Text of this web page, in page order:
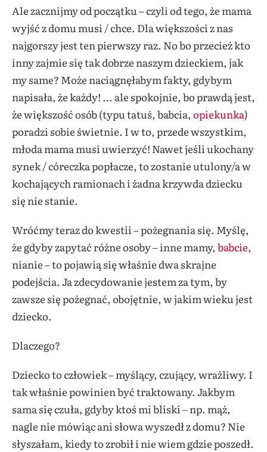
Ale zacznijmy od początku – czyli od tego, że mama
wyjść z domu musi / chce. Dla większości z nas
najgorszy jest ten pierwszy raz. No bo przecież kto
inny zajmie się tak dobrze naszym dzieckiem, jak
my same? Może naciągnęłabym fakty, gdybym
napisała, że każdy! … ale spokojnie, bo prawdą jest,
że większość osób (typu tatuś, babcia, opiekunka)
poradzi sobie świetnie. I w to, przede wszystkim,
młoda mama musi uwierzyć! Nawet jeśli ukochany
synek / córeczka popłacze, to zostanie utulony/a w
kochających ramionach i żadna krzywda dziecku
się nie stanie.
Wróćmy teraz do kwestii – pożegnania się. Myślę,
że gdyby zapytać różne osoby – inne mamy, babcie,
nianie – to pojawią się właśnie dwa skrajne
podejścia. Ja zdecydowanie jestem za tym, by
zawsze się pożegnać, obojętnie, w jakim wieku jest
dziecko.
Dlaczego?
Dziecko to człowiek – myślący, czujący, wrażliwy. I
tak właśnie powinien być traktowany. Jakbym
sama się czuła, gdyby ktoś mi bliski – np. mąż,
nagle nie mówiąc ani słowa wyszedł z domu? Nie
słyszałam, kiedy to zrobił i nie wiem gdzie poszedł.